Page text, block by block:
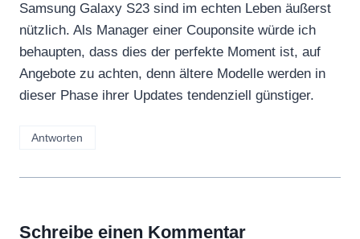
Samsung Galaxy S23 sind im echten Leben äußerst
nützlich. Als Manager einer Couponsite würde ich
behaupten, dass dies der perfekte Moment ist, auf
Angebote zu achten, denn ältere Modelle werden in
dieser Phase ihrer Updates tendenziell günstiger.
Antworten
Schreibe einen Kommentar